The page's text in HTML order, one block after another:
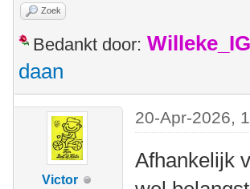
Zoek
Bedankt door:
daan
Victor
20-Apr-2026,
Afhankelijk